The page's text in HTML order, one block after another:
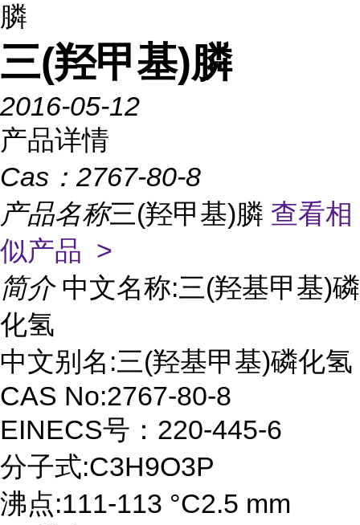
膦
三(羟甲基)膦
2016-05-12
产品详情
Cas： 2767-80-8
产品名称三(羟甲基)膦 查看相
似产品 >
简介 中文名称:三(羟基甲基)磷
化氢
中文别名:三(羟基甲基)磷化氢
CAS No:2767-80-8
EINECS号：220-445-6
分子式:C3H9O3P
沸点:111-113 °C2.5 mm